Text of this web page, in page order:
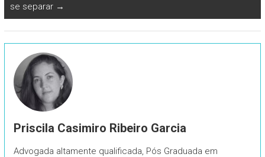
se separar →
Priscila Casimiro Ribeiro Garcia
Advogada altamente qualificada, Pós Graduada em